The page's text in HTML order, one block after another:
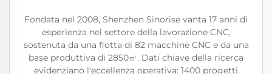
Fondata nel 2008, Shenzhen Sinorise vanta 17 anni di
esperienza nel settore della lavorazione CNC,
sostenuta da una flotta di 82 macchine CNC e da una
base produttiva di 2850㎡. Dati chiave della ricerca
evidenziano l'eccellenza operativa: 1400 progetti